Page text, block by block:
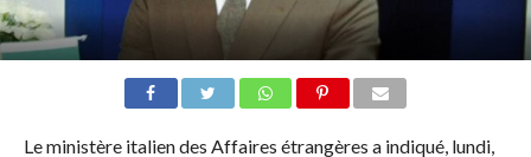
Le ministère italien des Affaires étrangères a indiqué, lundi,